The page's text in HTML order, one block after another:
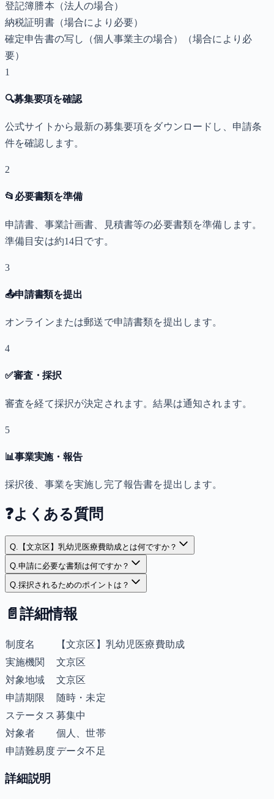
登記簿謄本（法人の場合）
納税証明書（場合により必要）
確定申告書の写し（個人事業主の場合）
（場合により必
要）
1
🔍募集要項を確認
公式サイトから最新の募集要項をダウンロードし、申請条
件を確認します。
2
📂 必要書類を準備
申請書、事業計画書、見積書等の必要書類を準備します。
準備目安は約14日です。
3
📤申請書類を提出
オンラインまたは郵送で申請書類を提出します。
4
✅審査・採択
審査を経て採択が決定されます。結果は通知されます。
5
📊事業実施・報告
採択後、事業を実施し完了報告書を提出します。
❓よくある質問
Q. 【文京区】乳幼児医療費助成とは何ですか？
Q.申請に必要な書類は何ですか？
Q.採択されるためのポイントは？
📄 詳細情報
制度名
【文京区】乳幼児医療費助成
実施機関
文京区
対象地域
文京区
申請期限
随時・未定
ステータス 募集中
対象者
個人、世帯
申請難易度データ不足
詳細説明